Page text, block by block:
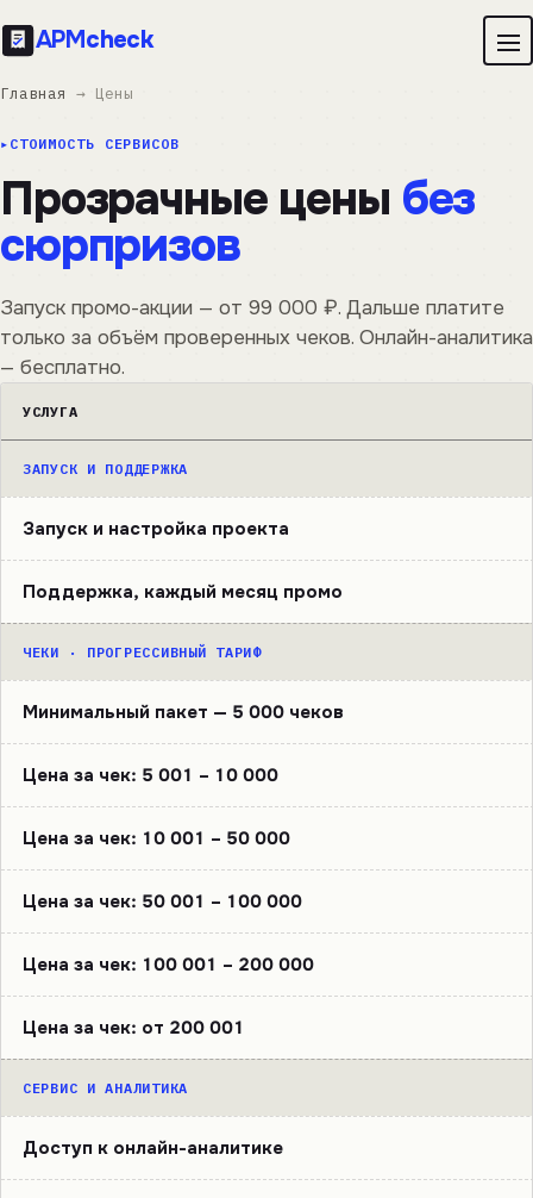
APMcheck
Главная → Цены
СТОИМОСТЬ СЕРВИСОВ
Прозрачные цены без
сюрпризов
Запуск промо-акции — от 99 000 ₽. Дальше платите
только за объём проверенных чеков. Онлайн-аналитика
— бесплатно.
УСЛУГА
ЗАПУСК И ПОДДЕРЖКА
Запуск и настройка проекта
Поддержка, каждый месяц промо
ЧЕКИ · ПРОГРЕССИВНЫЙ ТАРИФ
Минимальный пакет — 5 000 чеков
Цена за чек: 5 001 – 10 000
Цена за чек: 10 001 – 50 000
Цена за чек: 50 001 – 100 000
Цена за чек: 100 001 – 200 000
Цена за чек: от 200 001
СЕРВИС И АНАЛИТИКА
Доступ к онлайн-аналитике